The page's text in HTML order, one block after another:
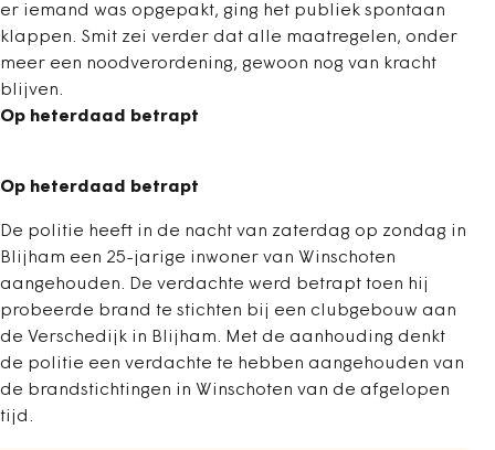
er iemand was opgepakt, ging het publiek spontaan
klappen. Smit zei verder dat alle maatregelen, onder
meer een noodverordening, gewoon nog van kracht
blijven.
Op heterdaad betrapt
Op heterdaad betrapt
De politie heeft in de nacht van zaterdag op zondag in
Blijham een 25-jarige inwoner van Winschoten
aangehouden. De verdachte werd betrapt toen hij
probeerde brand te stichten bij een clubgebouw aan
de Verschedijk in Blijham. Met de aanhouding denkt
de politie een verdachte te hebben aangehouden van
de brandstichtingen in Winschoten van de afgelopen
tijd.